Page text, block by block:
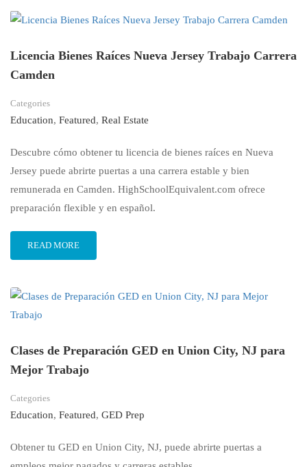
Licencia Bienes Raíces Nueva Jersey Trabajo Carrera
Camden
Categories
Education, Featured, Real Estate
Descubre cómo obtener tu licencia de bienes raíces en Nueva
Jersey puede abrirte puertas a una carrera estable y bien
remunerada en Camden. HighSchoolEquivalent.com ofrece
preparación flexible y en español.
READ MORE
Clases de Preparación GED en Union City, NJ para
Mejor Trabajo
Categories
Education, Featured, GED Prep
Obtener tu GED en Union City, NJ, puede abrirte puertas a